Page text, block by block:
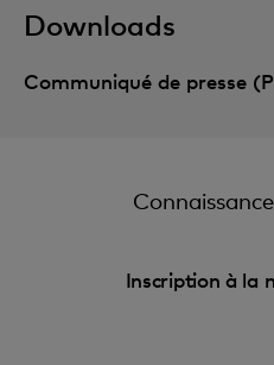
Downloads
Communiqué de presse
Inscription à la